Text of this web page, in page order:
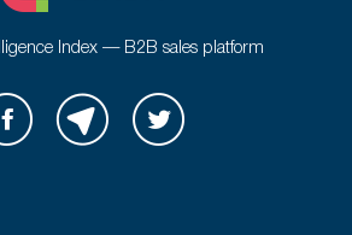
Index — B2B sales platform